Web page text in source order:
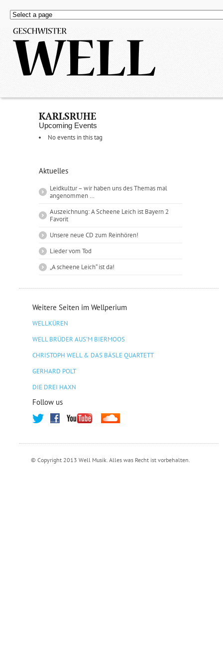
KARLSRUHE
Upcoming Events
No events in this tag
Aktuelles
Leidkultur – wir haben uns des Themas mal
angenommen …
Auszeichnung: A Scheene Leich ist Bayern 2
Favorit
Unsere neue CD zum Reinhören!
Lieder vom Tod
„A scheene Leich“ ist da!
Weitere Seiten im Wellperium
WELLKÜREN
WELL BRÜDER AUS'M BIERMOOS
CHRISTOPH WELL & DAS BÄSLE QUARTETT
GERHARD POLT
DIE DREI HAXN
Follow us
© Copyright 2013 Well Musik. Alles was Recht ist vorbehalten.